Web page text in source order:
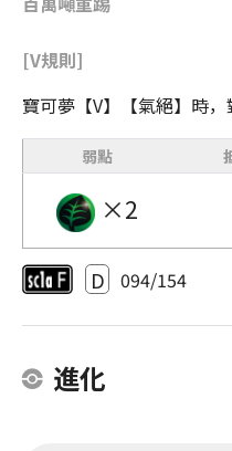
[V規則]
寶可夢【V】【氣絕】時，
弱點
×2
D 094/154
進化